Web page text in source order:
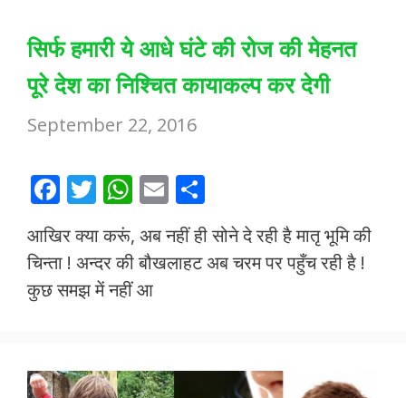
सिर्फ हमारी ये आधे घंटे की रोज की मेहनत
पूरे देश का निश्चित कायाकल्प कर देगी
September 22, 2016
F
e
b
o
k
T
itt
er
W
at
s
A
p
E
m
ai
l
h
ar
e
आखिर क्या करूं, अब नहीं ही सोने दे रही है मातृ भूमि की
चिन्ता ! अन्दर की बौखलाहट अब चरम पर पहुँच रही है !
कुछ समझ में नहीं आ